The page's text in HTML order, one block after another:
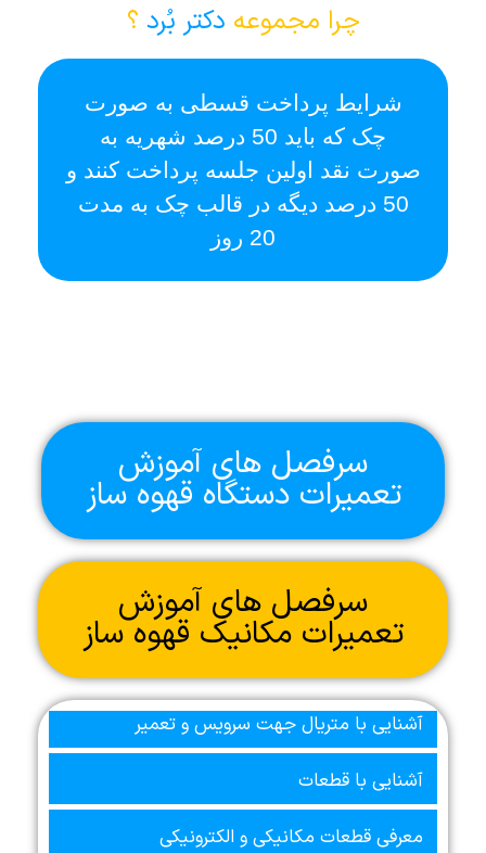
چرا مجموعه دکتر بُرد ؟
شرایط پرداخت قسطی به صورت
چک که باید 50 درصد شهریه به
صورت نقد اولین جلسه پرداخت کنند و
50 درصد دیگه در قالب چک به مدت
20 روز
سرفصل های آموزش
تعمیرات دستگاه قهوه ساز
سرفصل های آموزش
تعمیرات مکانیک قهوه ساز
آشنایی با متریال جهت سرویس و تعمیر
آشنایی با قطعات
معرفی قطعات مکانیکی و الکترونیکی